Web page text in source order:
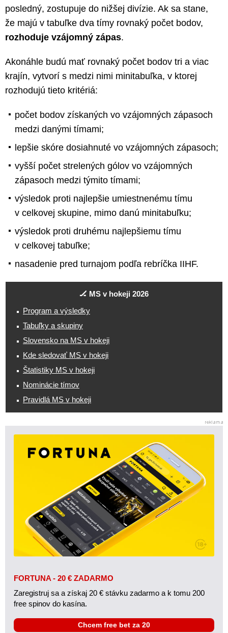
posledný, zostupuje do nižšej divízie. Ak sa stane,
že majú v tabuľke dva tímy rovnaký počet bodov,
rozhoduje vzájomný zápas.
Akonáhle budú mať rovnaký počet bodov tri a viac
krajín, vytvorí s medzi nimi minitabuľka, v ktorej
rozhodujú tieto kritériá:
počet bodov získaných vo vzájomných zápasoch
medzi danými tímami;
lepšie skóre dosiahnuté vo vzájomných zápasoch;
vyšší počet strelených gólov vo vzájomných
zápasoch medzi týmito tímami;
výsledok proti najlepšie umiestnenému tímu
v celkovej skupine, mimo danú minitabuľku;
výsledok proti druhému najlepšiemu tímu
v celkovej tabuľke;
nasadenie pred turnajom podľa rebríčka IIHF.
🏒 MS v hokeji 2026
Program a výsledky
Tabuľky a skupiny
Slovensko na MS v hokeji
Kde sledovať MS v hokeji
Štatistiky MS v hokeji
Nominácie tímov
Pravidlá MS v hokeji
FORTUNA - 20 € ZADARMO
Zaregistruj sa a získaj 20 € stávku zadarmo a k tomu 200
free spinov do kasína.
Chcem free bet za 20